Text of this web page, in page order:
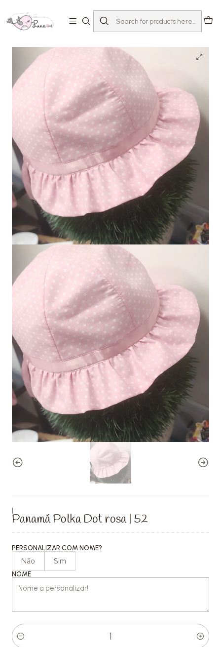
Acessórios
Chapéus & Panamás
Panamá Polka Dot rosa | 52
|
Panamá Polka Dot rosa | 52
PERSONALIZAR COM NOME?
Não Sim
NOME
Quantity